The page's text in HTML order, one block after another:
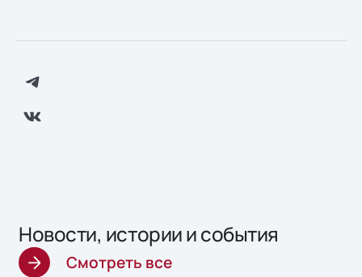
Новости, истории и события
Смотреть все